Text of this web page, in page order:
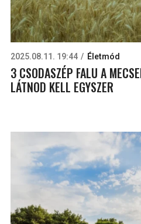
2025.08.11. 19:44 Életmód
3 CSODASZÉP FALU A
LÁTNOD KELL EGYSZER